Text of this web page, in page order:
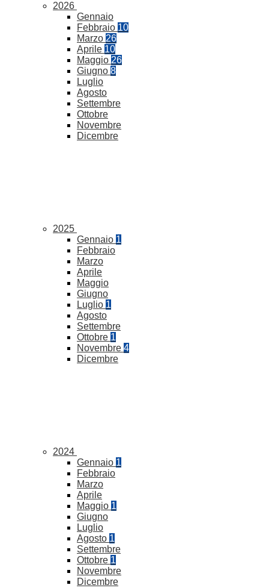
2026
Gennaio
Febbraio 10
Marzo 26
Aprile 10
Maggio 26
Giugno 8
Luglio
Agosto
Settembre
Ottobre
Novembre
Dicembre
2025
Gennaio 1
Febbraio
Marzo
Aprile
Maggio
Giugno
Luglio 1
Agosto
Settembre
Ottobre 1
Novembre 4
Dicembre
2024
Gennaio 1
Febbraio
Marzo
Aprile
Maggio 1
Giugno
Luglio
Agosto 1
Settembre
Ottobre 1
Novembre
Dicembre